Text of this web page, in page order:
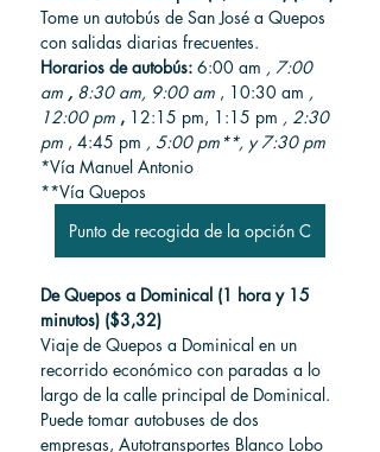
Tome un autobús de San José a Quepos
con salidas diarias frecuentes.
Horarios de autobús: 6:00 am , 7:00
am , 8:30 am, 9:00 am , 10:30 am ,
12:00 pm , 12:15 pm, 1:15 pm , 2:30
pm , 4:45 pm , 5:00 pm**, y 7:30 pm
*Vía Manuel Antonio
**Vía Quepos
Punto de recogida de la opción C
De Quepos a Dominical (1 hora y 15
minutos) ($3,32)
Viaje de Quepos a Dominical en un
recorrido económico con paradas a lo
largo de la calle principal de Dominical.
Puede tomar autobuses de dos
empresas, Autotransportes Blanco Lobo